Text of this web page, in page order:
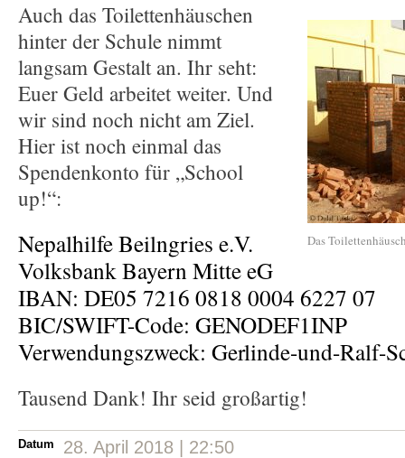
Das
Auch das Toilettenhäuschen
hinter der Schule nimmt
langsam Gestalt an. Ihr seht:
Euer Geld arbeitet weiter. Und
wir sind noch nicht am Ziel.
Hier ist noch einmal das
Spendenkonto für „School
up!“:
Nepalhilfe Beilngries e.V.
Volksbank Bayern Mitte eG
IBAN: DE05 7216 0818 0004 6227 07
BIC/SWIFT-Code: GENODEF1INP
Verwendungszweck: Gerlinde-und-Ralf-
Tausend Dank! Ihr seid großartig!
Datum 28. April 2018 | 22:50